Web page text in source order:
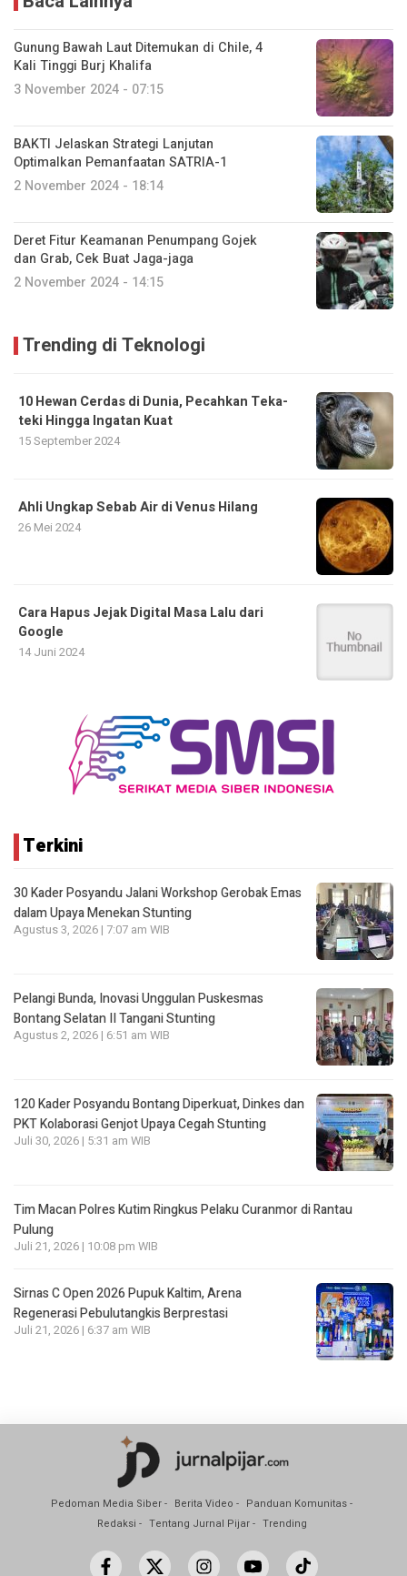
Gunung Bawah Laut Ditemukan di Chile, 4
Kali Tinggi Burj Khalifa
3 November 2024 - 07:15
BAKTI Jelaskan Strategi Lanjutan
Optimalkan Pemanfaatan SATRIA-1
2 November 2024 - 18:14
Deret Fitur Keamanan Penumpang Gojek
dan Grab, Cek Buat Jaga-jaga
2 November 2024 - 14:15
Trending di Teknologi
10 Hewan Cerdas di Dunia, Pecahkan Teka-
teki Hingga Ingatan Kuat
15 September 2024
Ahli Ungkap Sebab Air di Venus Hilang
26 Mei 2024
Cara Hapus Jejak Digital Masa Lalu dari
Google
14 Juni 2024
Terkini
30 Kader Posyandu Jalani Workshop Gerobak Emas
dalam Upaya Menekan Stunting
Agustus 3, 2026 | 7:07 am WIB
Pelangi Bunda, Inovasi Unggulan Puskesmas
Bontang Selatan II Tangani Stunting
Agustus 2, 2026 | 6:51 am WIB
120 Kader Posyandu Bontang Diperkuat, Dinkes dan
PKT Kolaborasi Genjot Upaya Cegah Stunting
Juli 30, 2026 | 5:31 am WIB
Tim Macan Polres Kutim Ringkus Pelaku Curanmor di Rantau
Pulung
Juli 21, 2026 | 10:08 pm WIB
Sirnas C Open 2026 Pupuk Kaltim, Arena
Regenerasi Pebulutangkis Berprestasi
Juli 21, 2026 | 6:37 am WIB
Pedoman Media Siber Berita Video
Panduan Komunitas
Redaksi
Tentang Jurnal Pijar Trending